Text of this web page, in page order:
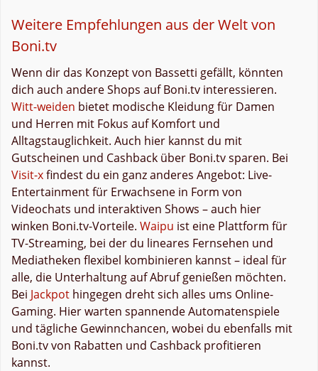
Weitere Empfehlungen aus der Welt von
Boni.tv
Wenn dir das Konzept von Bassetti gefällt, könnten
dich auch andere Shops auf Boni.tv interessieren.
Witt-weiden bietet modische Kleidung für Damen
und Herren mit Fokus auf Komfort und
Alltagstauglichkeit. Auch hier kannst du mit
Gutscheinen und Cashback über Boni.tv sparen. Bei
Visit-xfindest du ein ganz anderes Angebot: Live-
Entertainment für Erwachsene in Form von
Videochats und interaktiven Shows – auch hier
winken Boni.tv-Vorteile. Waipu ist eine Plattform für
TV-Streaming, bei der du lineares Fernsehen und
Mediatheken flexibel kombinieren kannst – ideal für
alle, die Unterhaltung auf Abruf genießen möchten.
Bei Jackpot hingegen dreht sich alles ums Online-
Gaming. Hier warten spannende Automatenspiele
und tägliche Gewinnchancen, wobei du ebenfalls mit
Boni.tv von Rabatten und Cashback profitieren
kannst.